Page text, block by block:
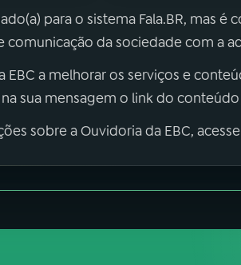
para o sistema Fala.BR, mas é
comunicação da sociedade com a
EBC a melhorar os serviços e
sua mensagem o link do
sobre a Ouvidoria da EBC,